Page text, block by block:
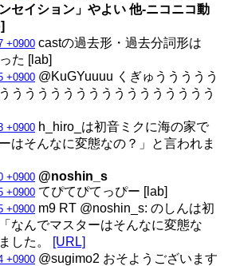
セイション」やよい 他‐ニコニコ動
+0900 castの過去形・過去分詞形は
た [lab]
+0900 @KuGYuuuu くぎゅううううう
うううううううううううううううう
+0900 h_hiro_は初音ミクに海の家で
はそんなに変態なの？」と言われま
+0900 @noshin_s
+0900 てぴてぴてっぴー [lab]
+0900 m9 RT @noshin_s: のしんは初
なんでマスターはそんなに変態な
した。
[URL]
+0900 @sugimo2 おそようございます